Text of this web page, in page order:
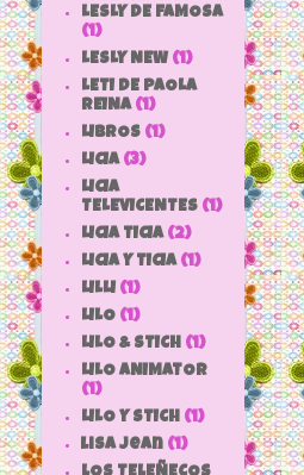
LESLY DE FAMOSA
(1)
LESLY NEW (1)
LETI DE PAOLA
REINA (1)
LIBROS (1)
LICIA (3)
LICIA
TELEVICENTES (1)
LICIA TICIA (2)
LICIA Y TICIA (1)
LILLI (1)
LILO (1)
LILO & STICH (1)
LILO ANIMATOR
(1)
LILO Y STICH (1)
lisa jean (1)